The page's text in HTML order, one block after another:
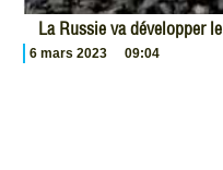
La Russie va développer
6 mars 2023 09:04